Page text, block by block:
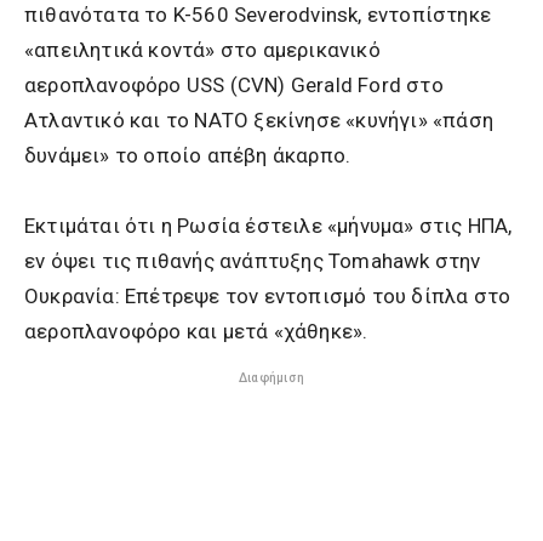
πιθανότατα το K-560 Severodvinsk, εντοπίστηκε
«απειλητικά κοντά» στο αμερικανικό
αεροπλανοφόρο USS (CVN) Gerald Ford στο
Ατλαντικό και το ΝΑΤΟ ξεκίνησε «κυνήγι» «πάση
δυνάμει» το οποίο απέβη άκαρπο.
Εκτιμάται ότι η Ρωσία έστειλε «μήνυμα» στις ΗΠΑ,
εν όψει τις πιθανής ανάπτυξης Tomahawk στην
Ουκρανία: Επέτρεψε τον εντοπισμό του δίπλα στο
αεροπλανοφόρο και μετά «χάθηκε».
Διαφήμιση